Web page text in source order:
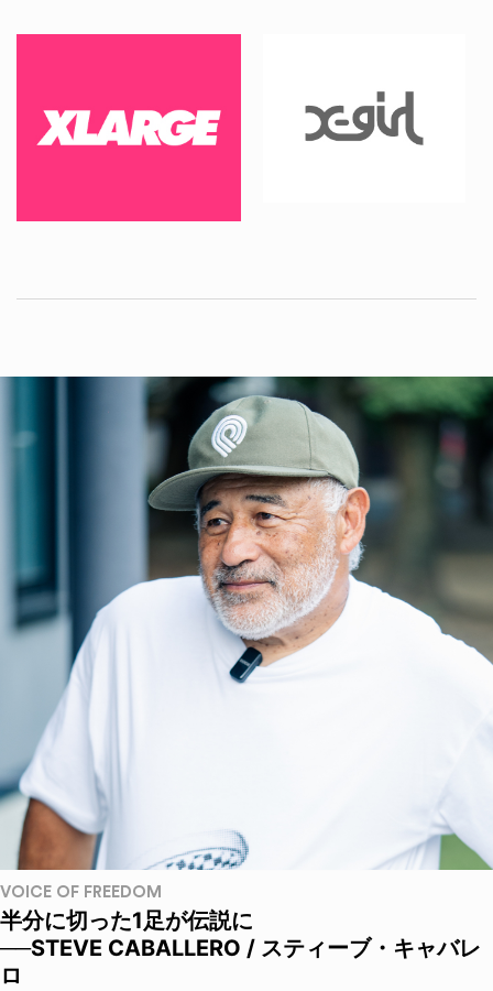
VOICE OF FREEDOM
半分に切った1足が伝説に
──STEVE CABALLERO / スティーブ・キャバレ
ロ